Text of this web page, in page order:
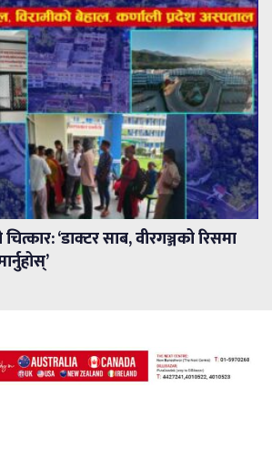
‘डाक्टर साब, वीरगञ्जको रिसमा